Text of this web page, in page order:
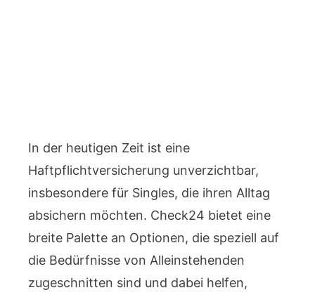
In der heutigen Zeit ist eine
Haftpflichtversicherung unverzichtbar,
insbesondere für Singles, die ihren Alltag
absichern möchten. Check24 bietet eine
breite Palette an Optionen, die speziell auf
die Bedürfnisse von Alleinstehenden
zugeschnitten sind und dabei helfen,